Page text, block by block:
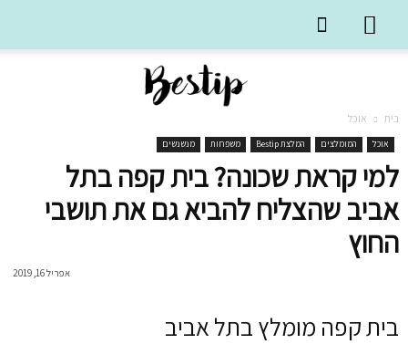
בית אוכל
אוכל המומלצים המלצת Bestip משפחות מנשנשים
למי קראת שכונה? בית קפה בתל
אביב שהצליח להביא גם את תושבי
החוץ
אפריל 16, 2019
בית קפה מומלץ בתל אביב